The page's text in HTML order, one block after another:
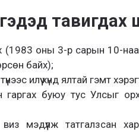
тавигдах
(1983 оны 3-р сарын 10-
байх);
илүү хүнд ялтай гэмт
гаргах буюу тус Улсыг
мэдүүлж татгалзсан